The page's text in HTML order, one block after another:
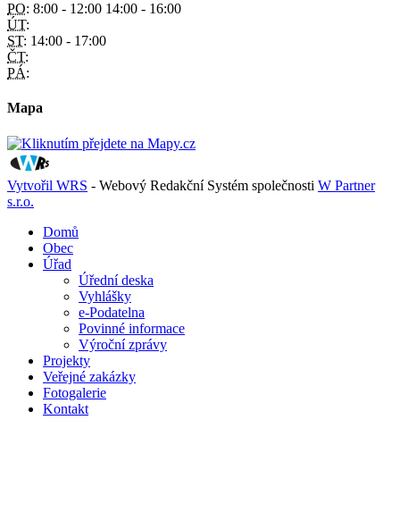
PO: 8:00 - 12:00 14:00 - 16:00
ÚT:
ST: 14:00 - 17:00
ČT:
PÁ:
Mapa
Vytvořil WRS - Webový Redakční Systém společnosti W Partner
s.r.o.
Domů
Obec
Úřad
Úřední deska
Vyhlášky
e-Podatelna
Povinné informace
Výroční zprávy
Projekty
Veřejné zakázky
Fotogalerie
Kontakt